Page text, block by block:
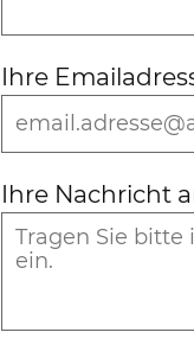
Ihre
Ihre Nachricht